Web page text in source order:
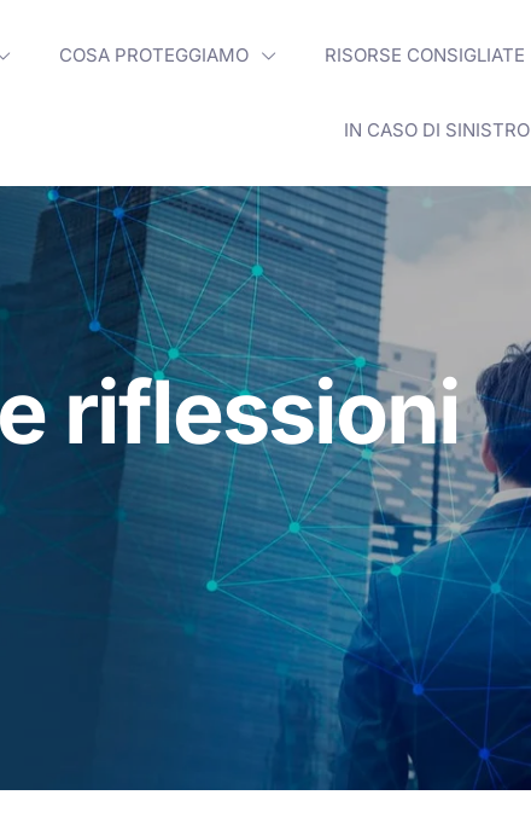
COSA PROTEGGIAMO RISORSE CONSIGLIATE
IN CASO DI SINISTRO
riflessioni